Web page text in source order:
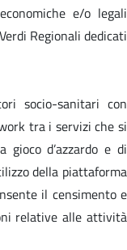
e/o legali
Regionali dedicati
socio-sanitari con
tra i servizi che si
d’azzardo e di
della piattaforma
il censimento e
relative alle attività